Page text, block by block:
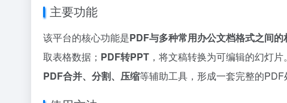
主要功能
该平台的核心功能是PDF与多种常用办公文档格式之间的
取表格数据； PDF转PPT ，将文稿转换为可编辑的幻灯
PDF合并、分割、压缩等辅助工具，形成一套完整的PDF